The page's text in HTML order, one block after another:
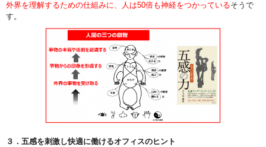
外界を理解するための仕組みに、人は50倍も神経をつかっているそうで
す。
３．五感を刺激し快適に働けるオフィスのヒント